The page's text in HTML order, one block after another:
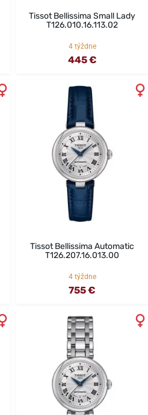
Tissot Bellissima Small Lady
T126.010.16.113.02
4 týždne
445 €
Tissot Bellissima Automatic
T126.207.16.013.00
4 týždne
755 €